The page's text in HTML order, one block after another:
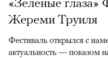
Жереми Труиля
Фестиваль открылся с
актуальность — показом